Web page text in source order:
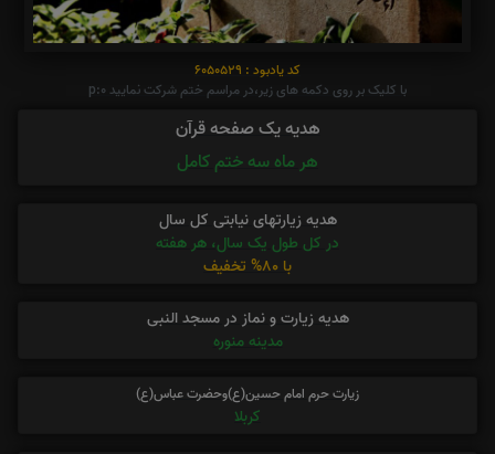
کد یادبود : 6050529
با کلیک بر روی دکمه های زیر،در مراسم ختم شرکت نمایید p:0
هدیه یک صفحه قرآن
هر ماه سه ختم کامل
هدیه زیارتهای نیابتی کل سال
در کل طول یک سال، هر هفته
با 80% تخفیف
هدیه زیارت و نماز در مسجد النبی
مدینه منوره
زیارت حرم امام حسین(ع)وحضرت عباس(ع)
کربلا